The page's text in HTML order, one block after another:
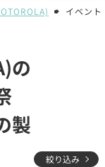
イベン
の
製
絞り込み